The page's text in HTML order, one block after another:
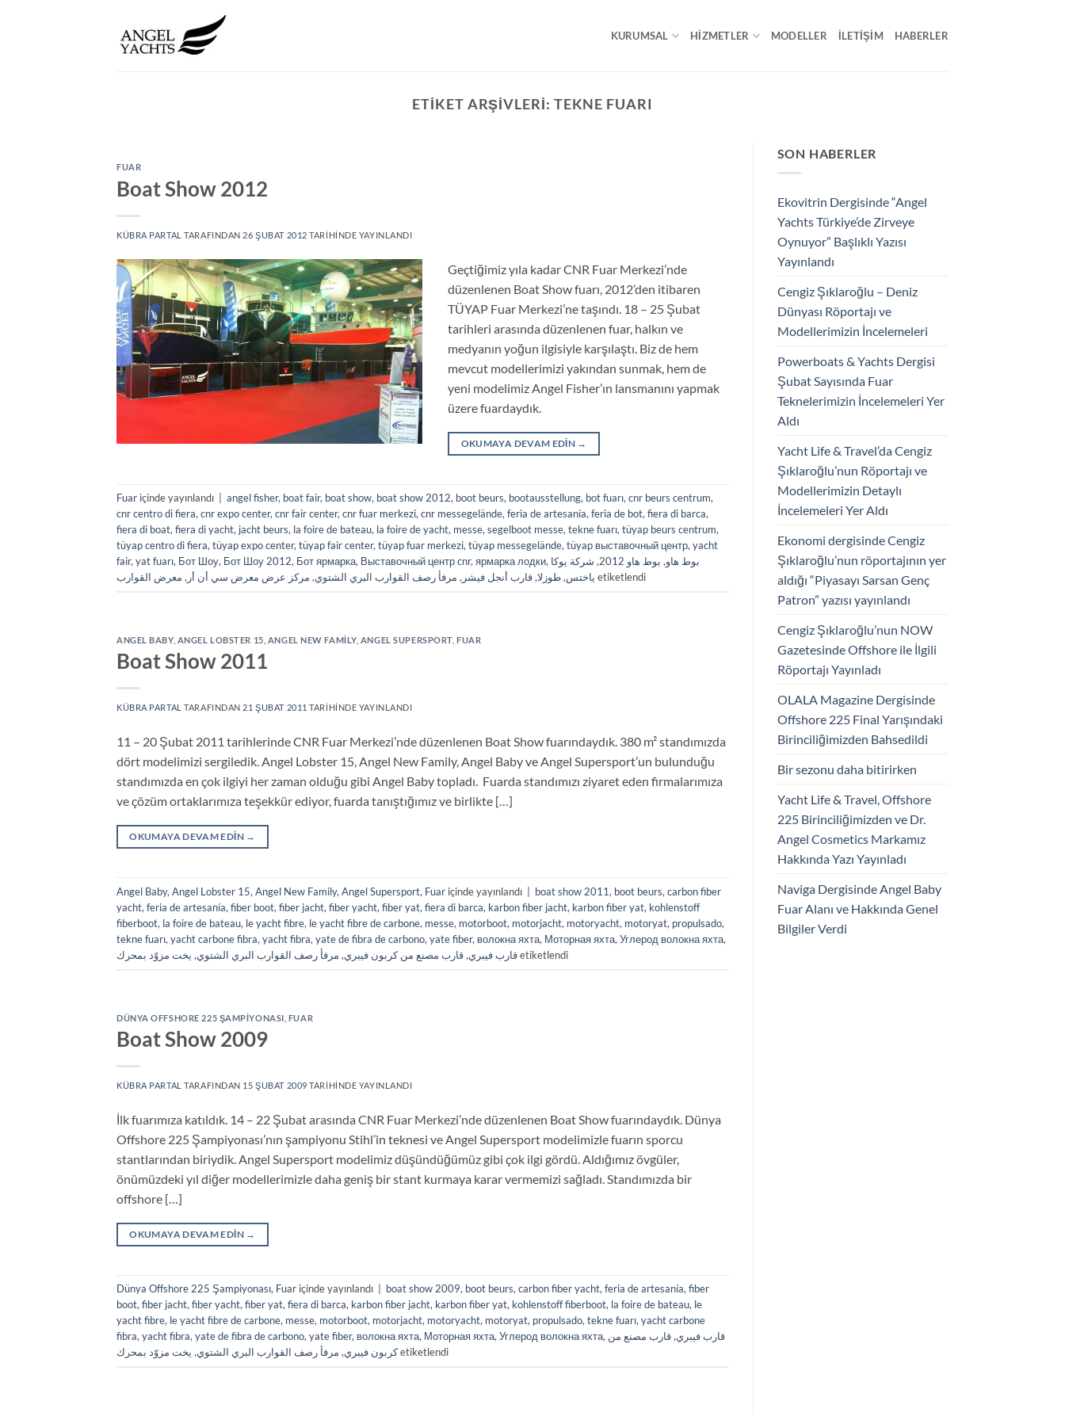
KURUMSAL HIZMETLER MODELLER İLETIŞIM HABERLER
ETIKET ARŞIVLERI: TEKNE FUARI
FUAR
Boat Show 2012
KÜBRA PARTAL TARAFINDAN 26 ŞUBAT 2012 TARIHINDE YAYINLANDI
Geçtiğimiz yıla kadar CNR Fuar Merkezi’nde
düzenlenen Boat Show fuarı, 2012’den itibaren
TÜYAP Fuar Merkezi’ne taşındı. 18 – 25 Şubat
tarihleri arasında düzenlenen fuar, halkın ve
medyanın yoğun ilgisiyle karşılaştı. Biz de hem
mevcut modellerimizi yakından sunmak, hem de
yeni modelimiz Angel Fisher’ın lansmanını yapmak
üzere fuardaydık.
OKUMAYA DEVAM EDIN →
Fuar içinde yayınlandı angel fisher, boat fair, boat show, boat show 2012, boot beurs, bootausstellung, bot fuarı, cnr beurs centrum,
cnr centro di fiera, cnr expo center, cnr fair center, cnr fuar merkezi, cnr messegelände, feria de artesanía, feria de bot, fiera di barca,
fiera di boat, fiera di yacht, jacht beurs, la foire de bateau, la foire de yacht, messe, segelboot messe, tekne fuarı, tüyap beurs centrum,
tüyap centro di fiera, tüyap expo center, tüyap fair center, tüyap fuar merkezi, tüyap messegelände, tüyap выставочный центр, yacht
fair, yat fuarı, Бот Шоу, Бот Шоу 2012, Бот ярмарка, Выставочный центр cnr, ярмарка лодки, بوط هاو, بوط هاو 2012 , شركة يوكا
ياختس,طوزلا,قارب أنجل فيشر , مرفأ رصف القوارب البري الشتوي, مركز عرض معرض سي أن أر , معرض القوارب etiketlendi
ANGEL BABY, ANGEL LOBSTER 15 ANGEL NEW FAMILY, ANGEL SUPERSPORT,FUAR
Boat Show 2011
KÜBRA PARTAL TARAFINDAN 21 ŞUBAT 2011 TARIHINDE YAYINLANDI
11 – 20 Şubat 2011 tarihlerinde CNR Fuar Merkezi’nde düzenlenen Boat Show fuarındaydık. 380 m² standımızda
dört modelimizi sergiledik. Angel Lobster 15, Angel New Family, Angel Baby ve Angel Supersport’un bulunduğu
standımızda en çok ilgiyi her zaman olduğu gibi Angel Baby topladı. Fuarda standımızı ziyaret eden firmalarımıza
ve çözüm ortaklarımıza teşekkür ediyor, fuarda tanıştığımız ve birlikte […]
OKUMAYA DEVAM EDIN →
Angel Baby, Angel Lobster 15, Angel New Family, Angel Supersport, Fuar içinde yayınlandı boat show 2011, boot beurs, carbon fiber
yacht, feria de artesanía, fiber boot, fiber jacht, fiber yacht, fiber yat, fiera di barca, karbon fiber jacht, karbon fiber yat, kohlenstoff
fiberboot, la foire de bateau, le yacht fibre, le yacht fibre de carbone, messe, motorboot, motorjacht, motoryacht, motoryat, propulsado,
tekne fuarı, yacht carbone fibra, yacht fibra, yate de fibra de carbono, yate fiber, волокна яхта, Моторная яхта, Углерод волокна яхта,
قارب فيبري,قارب مصنع من كربون فيبري, مرفأ رصف القوارب البري الشتوي, يخت مزوّد بمحرك etiketlendi
DÜNYA OFFSHORE 225 ŞAMPIYONASI FUAR
Boat Show 2009
KÜBRA PARTAL TARAFINDAN 15 ŞUBAT 2009 TARIHINDE YAYINLANDI
İlk fuarımıza katıldık. 14 – 22 Şubat arasında CNR Fuar Merkezi’nde düzenlenen Boat Show fuarındaydık. Dünya
Offshore 225 Şampiyonası’nın şampiyonu Stihl’in teknesi ve Angel Supersport modelimizle fuarın sporcu
stantlarından biriydik. Angel Supersport modelimiz düşündüğümüz gibi çok ilgi gördü. Aldığımız övgüler,
önümüzdeki yıl diğer modellerimizle daha geniş bir stant kurmaya karar vermemizi sağladı. Standımızda bir
offshore […]
OKUMAYA DEVAM EDIN →
Dünya Offshore 225 Şampiyonası, Fuar içinde yayınlandı boat show 2009, boot beurs,carbon fiber yacht,feria de artesanía,fiber
boot,fiber jacht,fiber yacht,fiber yat,fiera di barca, karbon fiber jacht, karbon fiber yat, kohlenstoff fiberboot, la foire de bateau, le
yacht fibre, le yacht fibre de carbone, messe, motorboot, motorjacht, motoryacht, motoryat, propulsado,tekne fuarı,yacht carbone
fibra,yacht fibra,yate de fibra de carbono,yate fiber, волокна яхта, Моторная яхта,Углерод волокна яхта, قارب فيبري,قارب مصنع من
كربون فيبري, مرفأ رصف القوارب البري الشتوي, يخت مزوّد بمحرك etiketlendi
SON HABERLER
Ekovitrin Dergisinde “Angel
Yachts Türkiye’de Zirveye
Oynuyor” Başlıklı Yazısı
Yayınlandı
Cengiz Şıklaroğlu – Deniz
Dünyası Röportajı ve
Modellerimizin İncelemeleri
Powerboats & Yachts Dergisi
Şubat Sayısında Fuar
Teknelerimizin İncelemeleri Yer
Aldı
Yacht Life & Travel’da Cengiz
Şıklaroğlu’nun Röportajı ve
Modellerimizin Detaylı
İncelemeleri Yer Aldı
Ekonomi dergisinde Cengiz
Şıklaroğlu’nun röportajının yer
aldığı “Piyasayı Sarsan Genç
Patron” yazısı yayınlandı
Cengiz Şıklaroğlu’nun NOW
Gazetesinde Offshore ile İlgili
Röportajı Yayınladı
OLALA Magazine Dergisinde
Offshore 225 Final Yarışındaki
Birinciliğimizden Bahsedildi
Bir sezonu daha bitirirken
Yacht Life & Travel, Offshore
225 Birinciliğimizden ve Dr.
Angel Cosmetics Markamız
Hakkında Yazı Yayınladı
Naviga Dergisinde Angel Baby
Fuar Alanı ve Hakkında Genel
Bilgiler Verdi